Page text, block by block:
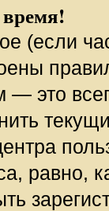
(если
это
равно,